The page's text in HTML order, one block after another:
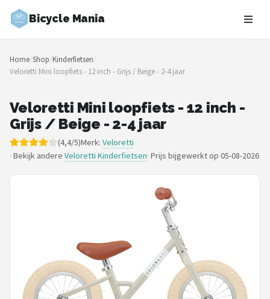
Bicycle Mania
Zoeken
NAVIGATIE
Merken
Blog
Fietsroutes
Elektrische fietsen
Mountainbikes
Home/Shop/Kinderfietsen/
Veloretti Mini loopfiets - 12 inch - Grijs / Beige - 2-4 jaar
Veloretti Mini loopfiets - 12 inch -
Grijs / Beige - 2-4 jaar
(4,4/5)Merk: Veloretti
· Bekijk andere Veloretti Kinderfietsen· Prijs bijgewerkt op 05-08-2026